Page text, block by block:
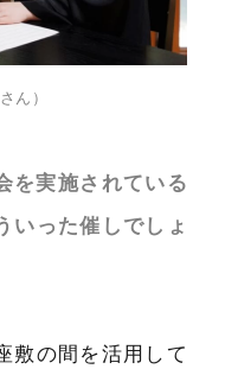
ん）
実施されている
いった催しでしょ
敷の間を活用して